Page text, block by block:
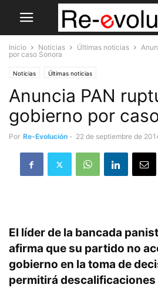
Inicio Noticias Últimas noticias
por caso Sonora
Noticias Últimas noticias
Anuncia PAN
gobierno por
Por Re-Evolución - 22 de septiembre de
El líder de la bancada
afirma que su partido no
gobierno en la toma de
permitirá